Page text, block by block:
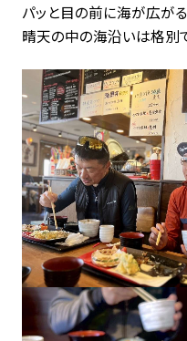
パッと目の前に海が広が
晴天の中の海沿いは格別